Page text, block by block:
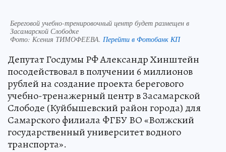
Береговой учебно-тренировочный центр будет размещен в
Засамарской Слободке
Фото: Ксения ТИМОФЕЕВА. Перейти в Фотобанк КП
Депутат Госдумы РФ Александр Хинштейн
посодействовал в получении 6 миллионов
рублей на создание проекта берегового
учебно-тренажерный центр в Засамарской
Слободе (Куйбышевский район города) для
Самарского филиала ФГБУ ВО «Волжский
государственный университет водного
транспорта».